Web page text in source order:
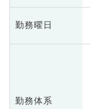
勤務曜日
勤務体系